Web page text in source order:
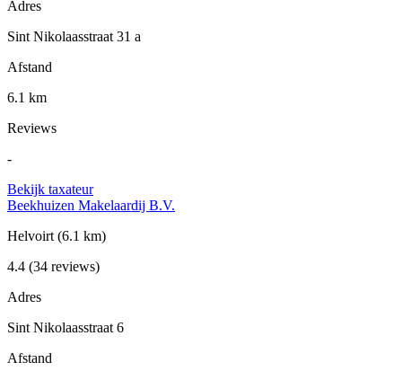
Adres
Sint Nikolaasstraat 31 a
Afstand
6.1 km
Reviews
-
Bekijk taxateur
Beekhuizen Makelaardij B.V.
Helvoirt (6.1 km)
4.4 (34 reviews)
Adres
Sint Nikolaasstraat 6
Afstand